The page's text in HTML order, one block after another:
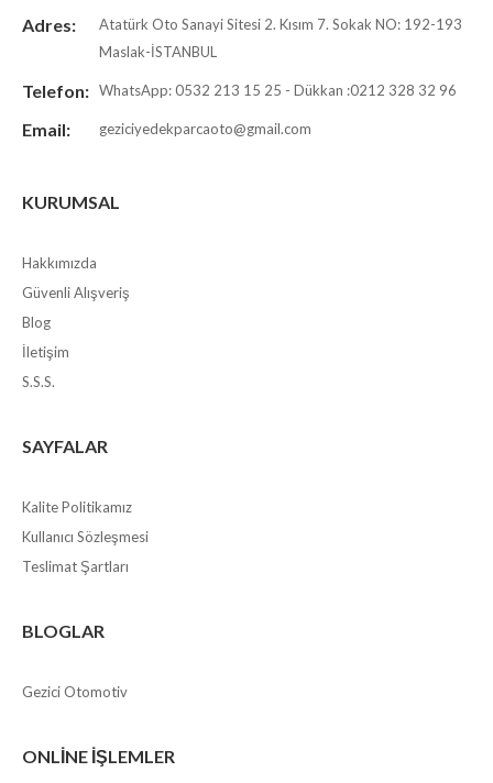
Adres:
Atatürk Oto Sanayi Sitesi 2. Kısım 7. Sokak NO: 192-193
Maslak-İSTANBUL
Telefon: WhatsApp: 0532 213 15 25 - Dükkan :0212 328 32 96
Email: geziciyedekparcaoto@gmail.com
KURUMSAL
Hakkımızda
Güvenli Alışveriş
Blog
İletişim
S.S.S.
SAYFALAR
Kalite Politikamız
Kullanıcı Sözleşmesi
Teslimat Şartları
BLOGLAR
Gezici Otomotiv
ONLINE İŞLEMLER